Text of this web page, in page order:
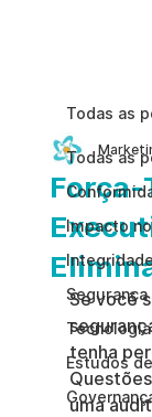
Todas as
Impacto
Tecnologia
Estudos
Todas as
Força-
Se você
tenha
uma